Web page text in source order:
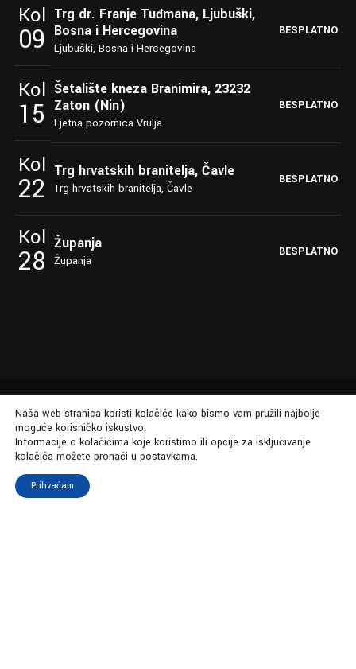
Kol
09
Trg dr. Franje Tuđmana, Ljubuški,
Bosna i Hercegovina
Ljubuški, Bosna i Hercegovina
BESPLATNO
Kol
15
Šetalište kneza Branimira, 23232
Zaton (Nin)
Ljetna pozornica Vrulja
BESPLATNO
Kol
22
Trg hrvatskih branitelja, Čavle
Trg hrvatskih branitelja, Čavle
BESPLATNO
Kol
28
Županja
Županja
BESPLATNO
Naša web stranica koristi kolačiće kako bismo vam pružili najbolje
moguće korisničko iskustvo.
Informacije o kolačićima koje koristimo ili opcije za isključivanje
kolačića možete pronaći u postavkama.
Prihvaćam